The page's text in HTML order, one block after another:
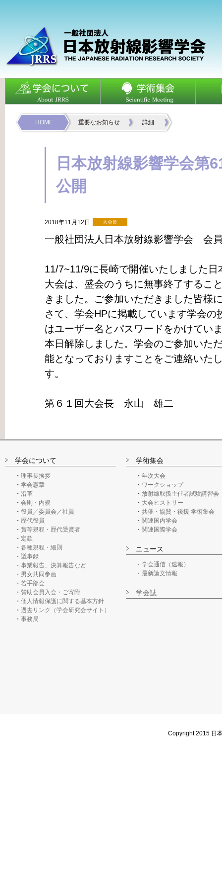
HOME 重要なお知らせ 詳細
日本放射線影響学会
公開
2018年11月12日 大会長
一般社団法人日本放射線影響学会 会
11/7~11/9に長崎で開催いたしました
大会は、盛会のうちに無事終了するこ
きました。ご参加いただきました皆様
さて、学会HPに掲載しています学会の
はユーザー名とパスワードをかけてい
本日解除しました。学会のご参加いた
能となっておりますことをご連絡いた
す。
第６１回大会長 永山 雄二
学会について
理事長挨拶
学会憲章
沿革
会則・内規
役員／委員会／社員
歴代役員
賞等規程・歴代受賞者
定款
各種規程・細則
議事録
事業報告、決算報告など
男女共同参画
若手部会
賛助会員入会・ご寄附
個人情報保護に関する基本方針
過去リンク（学会研究会サイト）
事務局
学術集会
年次大会
ワークショップ
放射線取扱主任者試験講習会
大会ヒストリー
共催・協賛・後援 学術集会
関連国内学会
関連国際学会
ニュース
学会通信（速報）
最新論文情報
学会誌
Copyright 2015 日